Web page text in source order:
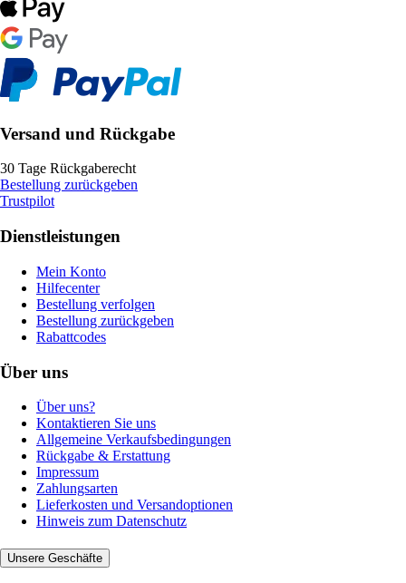
Versand und Rückgabe
30 Tage Rückgaberecht
Bestellung zurückgeben
Trustpilot
Dienstleistungen
Mein Konto
Hilfecenter
Bestellung verfolgen
Bestellung zurückgeben
Rabattcodes
Über uns
Über uns?
Kontaktieren Sie uns
Allgemeine Verkaufsbedingungen
Rückgabe & Erstattung
Impressum
Zahlungsarten
Lieferkosten und Versandoptionen
Hinweis zum Datenschutz
Unsere Geschäfte